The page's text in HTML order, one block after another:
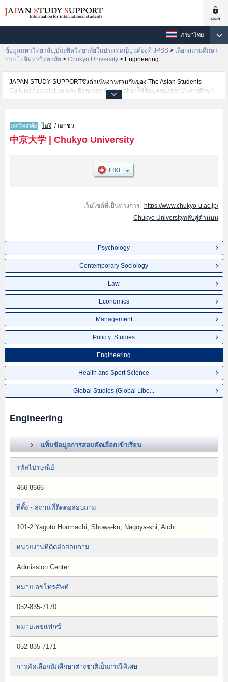
ภาษาไทย
ข้อมูลมหาวิทยาลัย,บัณฑิตวิทยาลัยในประเทศญี่ปุ่นต้องที่ JPSS > เลือกสถานศึกษา
จาก ไอจิมหาวิทยาลัย > Chukyo University > Engineering
JAPAN STUDY SUPPORTซึ่งดำเนินงานร่วมกันของ The Asian Students
Cultural Association และ Benesse Corporationให้ข้อมูลของสถาบันการศึกษา
ระดับมหาวิทยาลัย・บัณฑิตวิทยาลัย・วิทยาลัยระดับอนุปริญญา・วิทยาลัย
ชาติเช่นข้อมูลของแต่ละคณะ,ข้อมูลการสอบคัดเลือกเข้าศึกษาเช่นจำนวนคนที่รับ
สมัครหรือจำนวนคนที่ผ่านการสอบคัดเลือกเป็นต้น,แนะนำสถานที่,การเดินทาง
เป็นต้นไว้ด้วยดังนั้นขอเชิญใช้บริการค้นหาข้อมูลตามอัธยาศัย
ไอจิ / เอกชน
中京大学| Chukyo University
เว็บไซต์ที่เป็นทางการ: https://www.chukyo-u.ac.jp/
Chukyo Universityกลับสู่ด้านบน
Psychology
Contemporary Sociology
Law
Economics
Management
Policｙ Studies
Engineering
Health and Sport Science
Global Studies (Global Libe...
Engineering
แท็บข้อมูลการสอบคัดเลือกเข้าเรียน
รหัสไปรษณีย์
466-8666
ที่ตั้ง・สถานที่ติดต่อสอบถาม
101-2 Yagoto Honmachi, Showa-ku, Nagoya-shi, Aichi
หน่วยงานที่ติดต่อสอบถาม
Admission Center
หมายเลขโทรศัพท์
052-835-7170
หมายเลขแฟกซ์
052-835-7171
การคัดเลือกนักศึกษาต่างชาติเป็นกรณีพิเศษ